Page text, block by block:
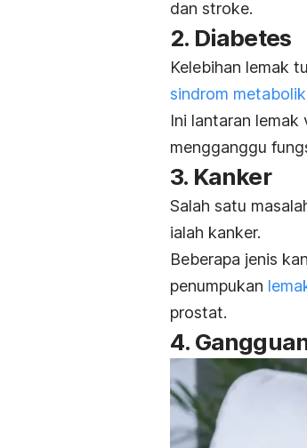
dan stroke.
2. Diabetes
Kelebihan lemak
sindrom metabolik
Ini lantaran
mengganggu
3. Kanker
Salah satu
ialah kanker.
Beberapa jenis
penumpukan
prostat.
4.